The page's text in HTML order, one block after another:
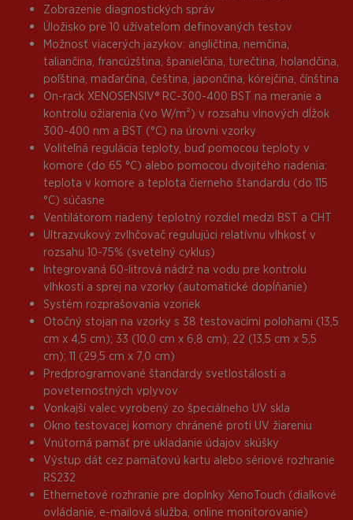
Zobrazenie diagnostických správ
Úložisko pre 10 užívateľom definovaných testov
Možnosť viacerých jazykov: angličtina, nemčina,
taliančina, francúzština, španielčina, turečtina, holandčina,
poľština, maďarčina, čeština, japončina, kórejčina, čínština
On-rack XENOSENSIV® RC-300-400 BST na meranie a
kontrolu ožiarenia (vo W/m²) v rozsahu vlnových dĺžok
300-400 nm a BST (°C) na úrovni vzorky
Voliteľná regulácia teploty, buď pomocou teploty v
komore (do 65 °C) alebo pomocou dvojitého riadenia:
teplota v komore a teplota čierneho štandardu (do 115
°C) súčasne
Ventilátorom riadený teplotný rozdiel medzi BST a CHT
Ultrazvukový zvlhčovač regulujúci relatívnu vlhkosť v
rozsahu 10-75% (svetelný cyklus)
Integrovaná 60-litrová nádrž na vodu pre kontrolu
vlhkosti a sprej na vzorky (automatické dopĺňanie)
Systém rozprašovania vzoriek
Otočný stojan na vzorky s 38 testovacími polohami (13,5
cm x 4,5 cm); 33 (10,0 cm x 6,8 cm); 22 (13,5 cm x 5,5
cm); 11 (29,5 cm x 7,0 cm)
Predprogramované štandardy svetlostálosti a
poveternostných vplyvov
Vonkajší valec vyrobený zo špeciálneho UV skla
Okno testovacej komory chránené proti UV žiareniu
Vnútorná pamäť pre ukladanie údajov skúšky
Výstup dát cez pamäťovú kartu alebo sériové rozhranie
RS232
Ethernetové rozhranie pre doplnky XenoTouch (diaľkové
ovládanie, e-mailová služba, online monitorovanie)